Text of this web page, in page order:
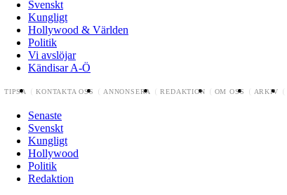
Svenskt
Kungligt
Hollywood & Världen
Politik
Vi avslöjar
Kändisar A-Ö
TIPSA KONTAKTA OSS ANNONSERA REDAKTION OM OSS ARKIV
Senaste
Svenskt
Kungligt
Hollywood
Politik
Redaktion